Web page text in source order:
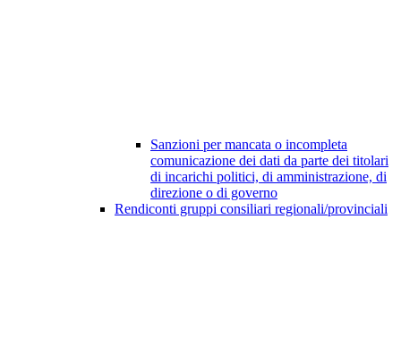
Sanzioni per mancata o incompleta
comunicazione dei dati da parte dei titolari
di incarichi politici, di amministrazione, di
direzione o di governo
Rendiconti gruppi consiliari regionali/provinciali